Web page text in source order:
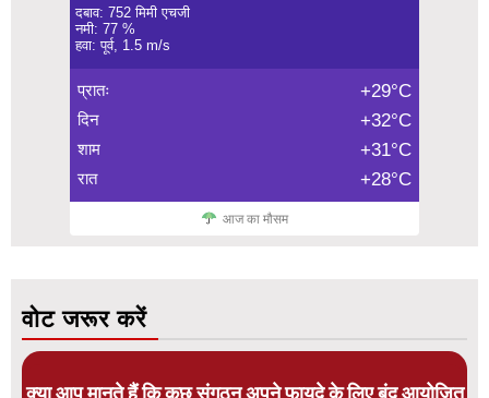
दबाव: 752 मिमी एचजी
नमी: 77 %
हवा: पूर्व, 1.5 m/s
प्रातः +29°C
दिन +32°C
शाम +31°C
रात +28°C
आज का मौसम
वोट जरूर करें